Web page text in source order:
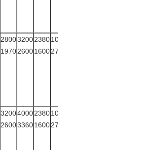
2800
1970
3200
2600
2380
1600
1010
275
3200
2600
4000
3360
2380
1600
1010
275